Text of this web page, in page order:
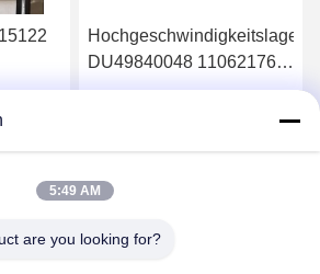
Preis
Hochgeschwindigkeitslager
DU49840048 11062176
13475-27080
Erhalten Sie besten Preis
5:49 AM
are you looking for?